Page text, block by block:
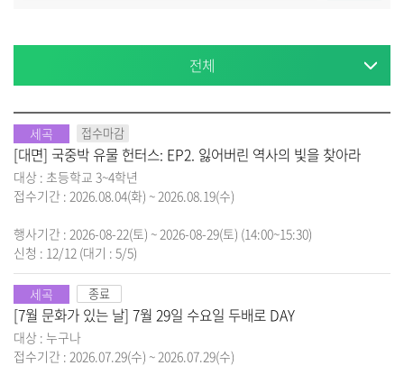
전체
세곡
[대면] 국중박 유물 헌터스: EP2. 잃어버린 역사의 빛을 찾아라
대상 : 초등학교 3~4학년
접수기간 : 2026.08.04(화) ~ 2026.08.19(수)
행사기간 : 2026-08-22(토) ~ 2026-08-29(토) (14:00~15:30)
신청 : 12/12 (대기 : 5/5)
접수마감
세곡
[7월 문화가 있는 날] 7월 29일 수요일 두배로 DAY
대상 : 누구나
접수기간 : 2026.07.29(수) ~ 2026.07.29(수)
종료